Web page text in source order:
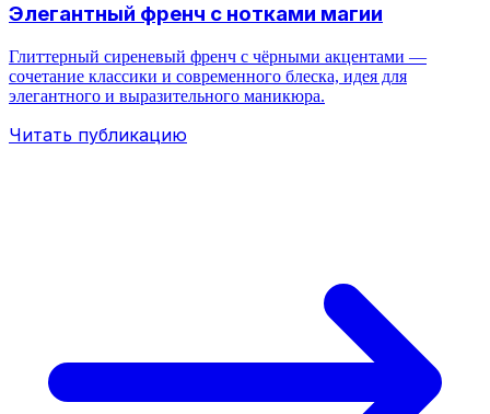
Элегантный френч с нотками магии
Глиттерный сиреневый френч с чёрными акцентами —
сочетание классики и современного блеска, идея для
элегантного и выразительного маникюра.
Читать публикацию